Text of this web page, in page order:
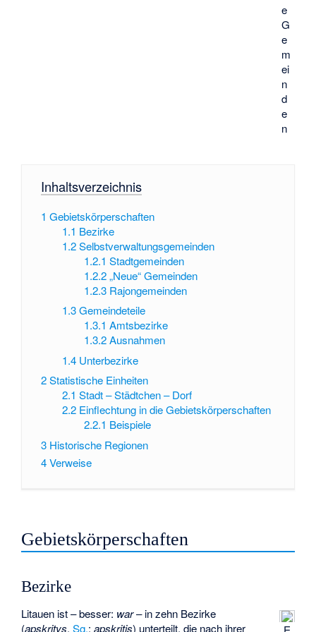
e
G
e
m
ei
n
d
e
n
Inhaltsverzeichnis
1 Gebietskörperschaften
1.1 Bezirke
1.2 Selbstverwaltungsgemeinden
1.2.1 Stadtgemeinden
1.2.2 „Neue“ Gemeinden
1.2.3 Rajongemeinden
1.3 Gemeindeteile
1.3.1 Amtsbezirke
1.3.2 Ausnahmen
1.4 Unterbezirke
2Statistische Einheiten
2.1 Stadt – Städtchen – Dorf
2.2 Einflechtung in die Gebietskörperschaften
2.2.1 Beispiele
3 Historische Regionen
4Verweise
Gebietskörperschaften
Bezirke
Litauen ist – besser: war– in zehn Bezirke
(apskritys,Sg.:apskritis) unterteilt, die nach ihrer